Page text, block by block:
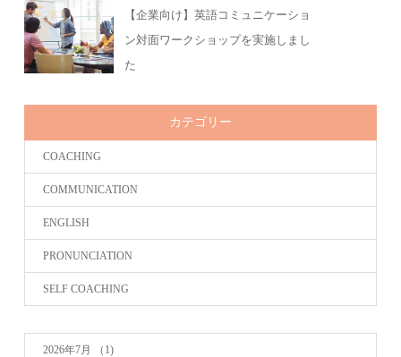
【企業向け】英語コミュニケーショ
ン対面ワークショップを実施しまし
た
カテゴリー
COACHING
COMMUNICATION
ENGLISH
PRONUNCIATION
SELF COACHING
2026年7月 （1)